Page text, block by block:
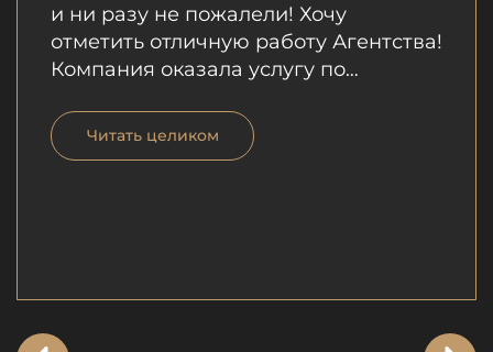
и ни разу не пожалели! Хочу
отметить отличную работу Агентства!
Компания оказала услугу по
Профессионализм сотрудников
компании, которые были
грамотно преподнести информацию
Читать целиком